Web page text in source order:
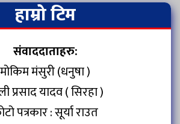
हाम्रो टिम
संवाददाताहरु:
मोकिम मंसुरी (धनुषा )
प्रसाद यादव ( सिरहा )
पत्रकार : सूर्या राउत